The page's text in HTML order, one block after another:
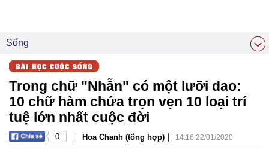
Sống
Trong chữ "Nhẫn" có một lưỡi dao:
10 chữ hàm chứa trọn vẹn 10 loại trí
tuệ lớn nhất cuộc đời
0 | Hoa Chanh (tổng hợp) | 14:16 22/01/2020